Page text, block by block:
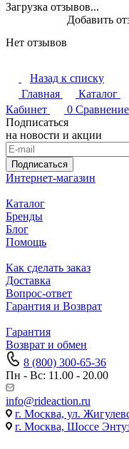
Загрузка отзывов...
Нет отзывов
Добавить
Назад к списку
Главная
Каталог
Кабинет
0 Сравнение
Подписаться
на новости и акции
Подписаться
Интернет-магазин
Каталог
Бренды
Блог
Помощь
Как сделать заказ
Доставка
Вопрос-ответ
Гарантия и Возврат
Гарантия
Возврат и обмен
8 (800) 300-65-36
Пн - Вс: 11.00 - 20.00
info@rideaction.ru
г. Москва, ул.
г. Москва, Шоссе